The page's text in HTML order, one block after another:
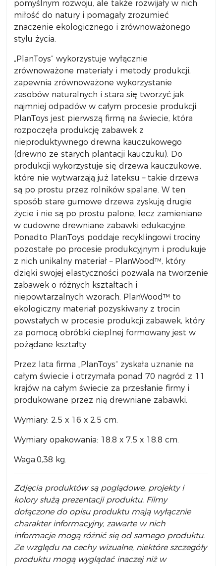
pomyślnym rozwoju, ale także rozwijały w nich
miłość do natury i pomagały zrozumieć
znaczenie ekologicznego i zrównoważonego
stylu życia.
„PlanToys“ wykorzystuje wyłącznie
zrównoważone materiały i metody produkcji,
zapewnia zrównoważone wykorzystanie
zasobów naturalnych i stara się tworzyć jak
najmniej odpadów w całym procesie produkcji.
PlanToys jest pierwszą firmą na świecie, która
rozpoczęła produkcję zabawek z
nieproduktywnego drewna kauczukowego
(drewno ze starych plantacji kauczuku). Do
produkcji wykorzystuje się drzewa kauczukowe,
które nie wytwarzają już lateksu – takie drzewa
są po prostu przez rolników spalane. W ten
sposób stare gumowe drzewa zyskują drugie
życie i nie są po prostu palone, lecz zamieniane
w cudowne drewniane zabawki edukacyjne.
Ponadto PlanToys poddaje recyklingowi trociny
pozostałe po procesie produkcyjnym i produkuje
z nich unikalny materiał – PlanWood™, który
dzięki swojej elastyczności pozwala na tworzenie
zabawek o różnych kształtach i
niepowtarzalnych wzorach. PlanWood™ to
ekologiczny materiał pozyskiwany z trocin
powstałych w procesie produkcji zabawek, który
za pomocą obróbki cieplnej formowany jest w
pożądane kształty.
Przez lata firma „PlanToys“ zyskała uznanie na
całym świecie i otrzymała ponad 70 nagród z 11
krajów na całym świecie za przesłanie firmy i
produkowane przez nią drewniane zabawki.
Wymiary: 2.5 x 16 x 2.5 cm.
Wymiary opakowania: 18.8 x 7.5 x 18.8 cm.
Waga:0,38 kg.
Zdjęcia produktów są poglądowe, projekty i
kolory służą prezentacji produktu. Filmy
dołączone do opisu produktu mają wyłącznie
charakter informacyjny, zawarte w nich
informacje mogą różnić się od samego produktu.
Ze względu na cechy wizualne, niektóre szczegóły
produktu mogą wyglądać inaczej niż w